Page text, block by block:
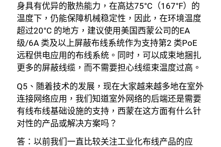
身具有优异的散热能力，在高达75°C（167°F）的
温度下，仍能保障机械稳定性，因此，在环境温度
超过20°C 的地方，建议使用美国西蒙公司的EA
级/6A 类及以上屏蔽布线系统作为支持第2 类PoE
远程供电应用的布线系统。同时，可以成束地捆扎
更多的屏蔽线缆，而不需要担心线缆束温度过高。
Q5、随着技术的发展，现在大家越来越多地在室外
连接网络应用，我们知道室外网络的后端还是需要
有线布线基础设施的支持，西蒙在这方面有什么针
对性的产品或解决方案吗？
答：以前我们一直比较关注工业化布线产品的应